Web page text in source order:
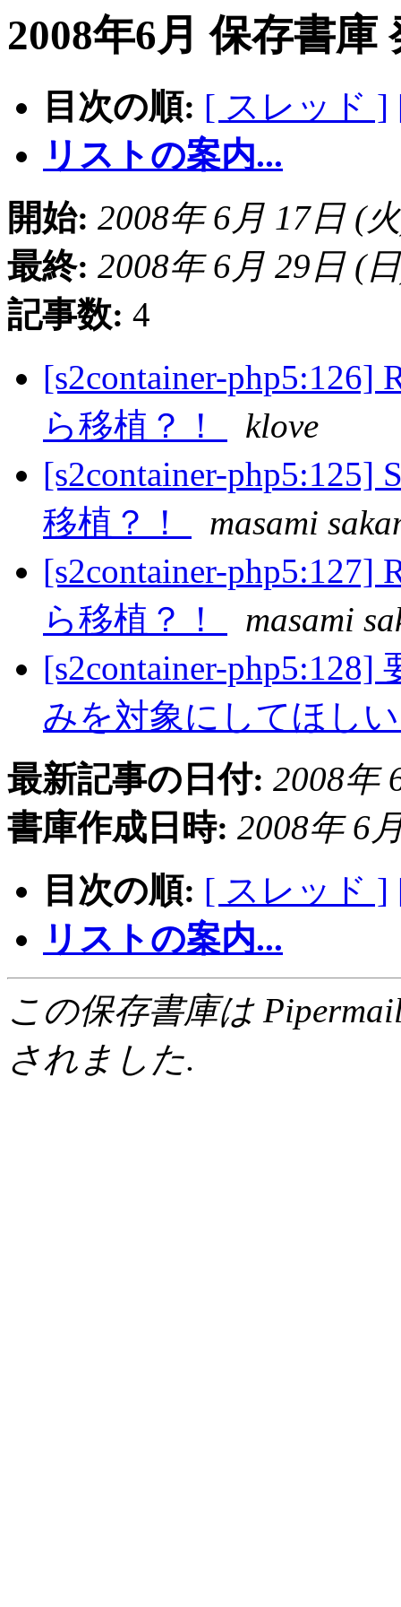
2008年6月 保存書庫
目次の順: [ スレッド ]
リストの案内...
開始: 2008年 6月 17日 (
最終: 2008年 6月 29日 (
記事数: 4
[s2container-php5:126]
ら移植？！
klove
[s2container-php5:125]
移植？！
masami
[s2container-php5:127]
ら移植？！
masami
[s2container-php5:128]
みを対象にしてほし
最新記事の日付: 2008年
書庫作成日時: 2008年 6
目次の順: [ スレッド ]
リストの案内...
この保存書庫は
されました.